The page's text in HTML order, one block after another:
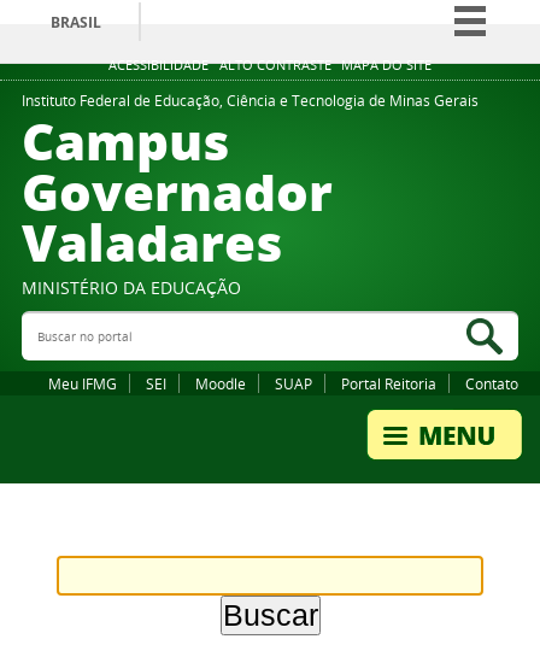
ACESSIBILIDADE ALTO CONTRASTE MAPA DO SITE
BRASIL
Simplifique!
Comunica BR
Instituto Federal de Educação, Ciência e Tecnologia de Minas Gerais
Campus
Governador
Valadares
MINISTÉRIO DA EDUCAÇÃO
Buscar no portal
Meu IFMG SEI Moodle SUAP Portal Reitoria Contato